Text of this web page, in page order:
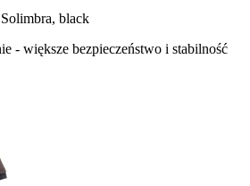
black
- większe bezpieczeństwo i stabilność